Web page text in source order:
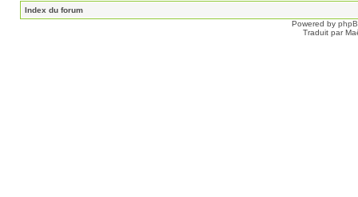
Index du forum
Powered by
Traduit par